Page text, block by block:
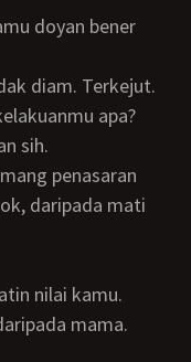
diam. Terkejut.
apa?
sih.
daripada mati
mama.